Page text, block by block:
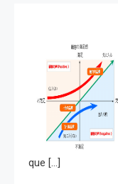
que […]